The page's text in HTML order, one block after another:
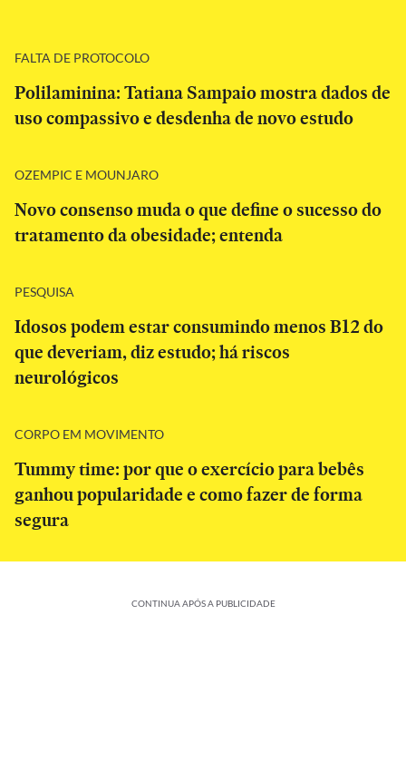
FALTA DE PROTOCOLO
Polilaminina: Tatiana Sampaio mostra dados de
uso compassivo e desdenha de novo estudo
OZEMPIC E MOUNJARO
Novo consenso muda o que define o sucesso do
tratamento da obesidade; entenda
PESQUISA
Idosos podem estar consumindo menos B12 do
que deveriam, diz estudo; há riscos
neurológicos
CORPO EM MOVIMENTO
Tummy time: por que o exercício para bebês
ganhou popularidade e como fazer de forma
segura
CONTINUA APÓS A PUBLICIDADE